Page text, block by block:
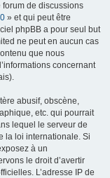
de discussions
» et qui peut être
phpBB a pour seul but
ne peut en aucun cas
que nous
concernant
abusif, obscène,
etc. qui pourrait
lequel le serveur de
la loi internationale. Si
à un
le droit d’avertir
L’adresse IP de